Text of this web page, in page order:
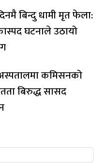
बिन्दु धामी मृत फेला:
घटनाले उठायो
अस्पतालमा कमिसनको
बिरुद्ध सासद